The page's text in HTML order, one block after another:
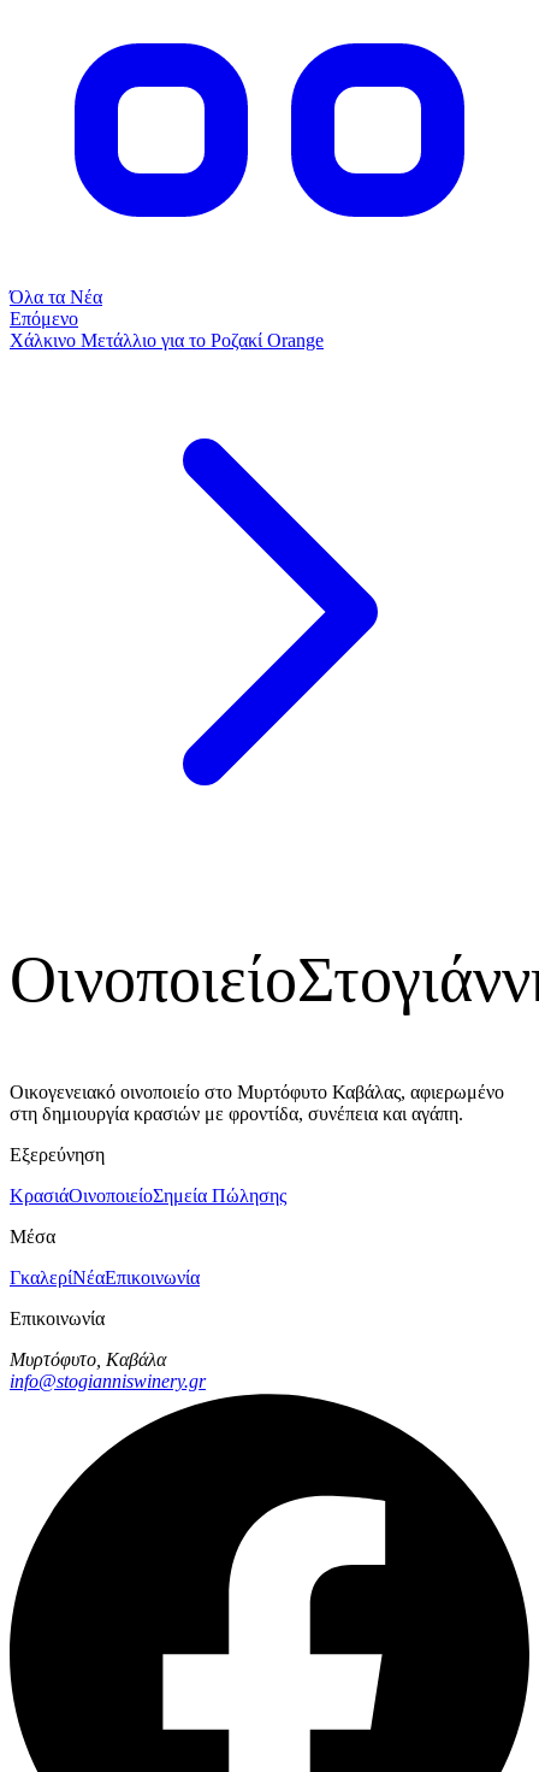
Όλα τα Νέα
Επόμενο
Χάλκινο Μετάλλιο για το Ροζακί Orange
Οινοποιείο
Οικογενειακό οινοποιείο στο Μυρτόφυτο Καβάλας, αφιερωμένο
στη δημιουργία κρασιών με φροντίδα, συνέπεια και αγάπη.
Εξερεύνηση
ΚρασιάΟινοποιείοΣημεία Πώλησης
Μέσα
ΓκαλερίΝέαΕπικοινωνία
Επικοινωνία
Μυρτόφυτο, Καβάλα
info@stogianniswinery.gr